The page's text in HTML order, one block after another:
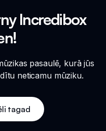
Incredibox
pasaulē, kurā jūs
neticamu mūziku.
tagad